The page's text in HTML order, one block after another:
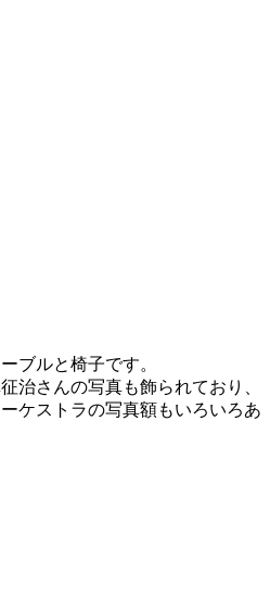
ブルと椅子です。
治さんの写真も飾られており、
ケストラの写真額もいろいろあ